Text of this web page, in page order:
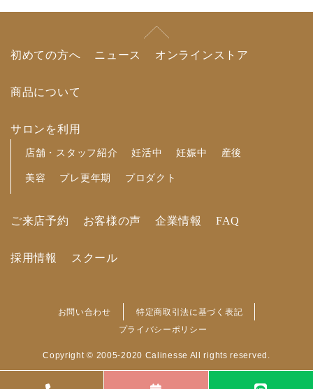
初めての方へ ニュース オンラインストア
商品について
サロンを利用
店舗・スタッフ紹介
妊活中 妊娠中 産後
美容 プレ更年期 プロダクト
ご来店予約 お客様の声 企業情報 FAQ
採用情報 スクール
お問い合わせ
特定商取引法に基づく表記
プライバシーポリシー
Copyright © 2005-2020 Calinesse All rights reserved.